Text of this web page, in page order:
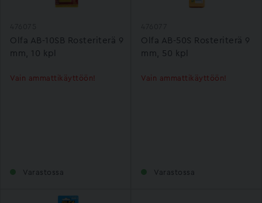
Olfa AB-10SB Rosteriterä 9
mm, 10 kpl
Varastossa
Vain ammattikäyttöön!
Olfa AB-50S Rosteriterä 9
mm, 50 kpl
Varastossa
Vain ammattikäyttöön!